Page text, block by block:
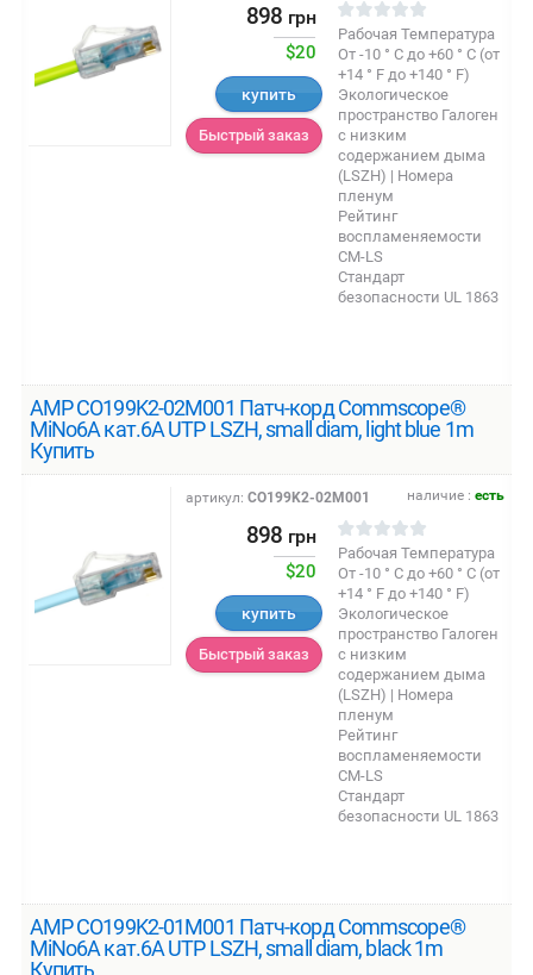
898 грн
$20
купить
Быстрый заказ
Рабочая Температура
От -10 ° C до +60 ° C (от
+14 ° F до +140 ° F)
Экологическое
пространство Галоген
с низким
содержанием дыма
(LSZH) | Номера
пленум
Рейтинг
воспламеняемости
CM-LS
Стандарт
безопасности UL 1863
AMP CO199K2-02M001 Патч-корд Commscope®
MiNo6A кат.6A UTP LSZH, small diam, light blue 1m
Купить
наличие :есть
артикул: CO199K2-02M001
898 грн
$20
купить
Быстрый заказ
Рабочая Температура
От -10 ° C до +60 ° C (от
+14 ° F до +140 ° F)
Экологическое
пространство Галоген
с низким
содержанием дыма
(LSZH) | Номера
пленум
Рейтинг
воспламеняемости
CM-LS
Стандарт
безопасности UL 1863
AMP CO199K2-01M001 Патч-корд Commscope®
MiNo6A кат.6A UTP LSZH, small diam, black 1m
Купить